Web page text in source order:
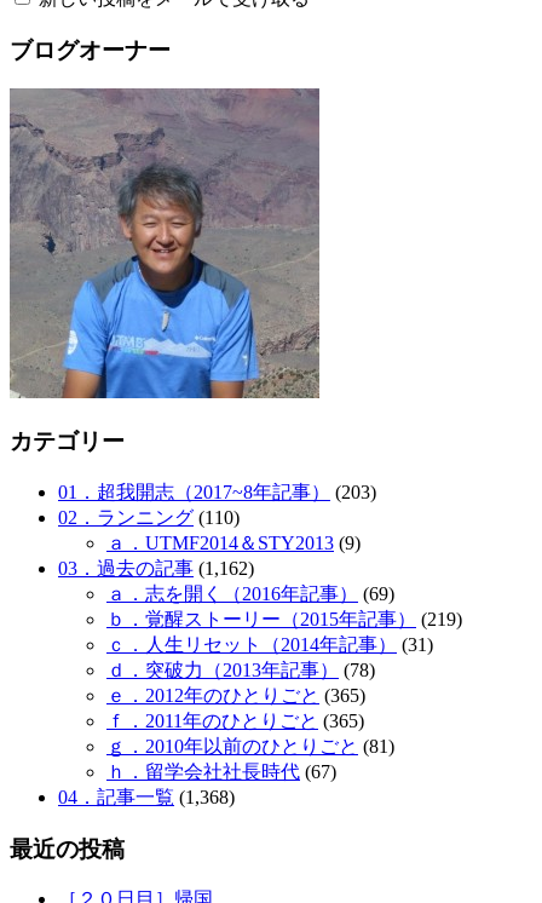
ブログオーナー
カテゴリー
01．超我開志（2017~8年記事）
(203)
02．ランニング (110)
ａ．UTMF2014＆STY2013 (9)
03．過去の記事 (1,162)
ａ．志を開く（2016年記事）
(69)
ｂ．覚醒ストーリー（2015年記事）
(219)
ｃ．人生リセット（2014年記事）
(31)
ｄ．突破力（2013年記事）
(78)
ｅ．2012年のひとりごと (365)
ｆ．2011年のひとりごと (365)
ｇ．2010年以前のひとりごと (81)
ｈ．留学会社社長時代 (67)
04．記事一覧 (1,368)
最近の投稿